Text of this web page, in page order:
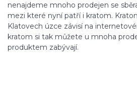
nenajdeme mnoho prodejen se
mezi které nyní patří i kratom.
Klatovech úzce závisí na
kratom si tak můžete u mnoha
produktem zabývají.